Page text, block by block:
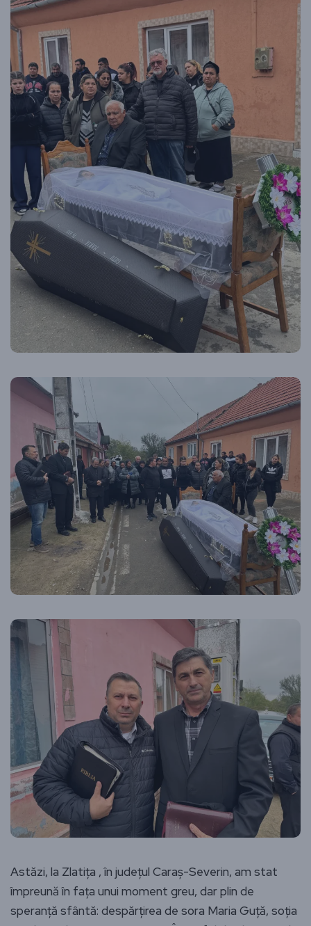
Astăzi, la Zlatița , în județul Caraș-Severin, am stat
împreună în fața unui moment greu, dar plin de
speranță sfântă: despărțirea de sora Maria Guță, soția